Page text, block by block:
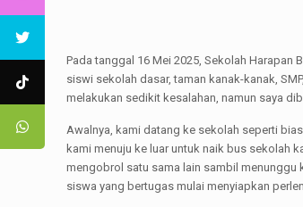
Pada tanggal 16 Mei 2025, Sekolah
siswi sekolah dasar, taman kanak-kanak,
melakukan sedikit kesalahan, namun saya
Awalnya, kami datang ke sekolah seperti
kami menuju ke luar untuk naik bus sekolah
mengobrol satu sama lain sambil menunggu
siswa yang bertugas mulai menyiapkan